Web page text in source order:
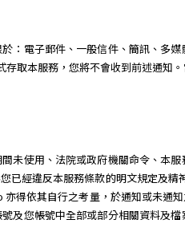
：電子郵件、一般信件、簡訊、多
取本服務，您將不會收到前述通知
未使用、法院或政府機關命令、本
經違反本服務條款的明文規定及
得依其自行之考量，於通知或未通
及您帳號中全部或部分相關資料及